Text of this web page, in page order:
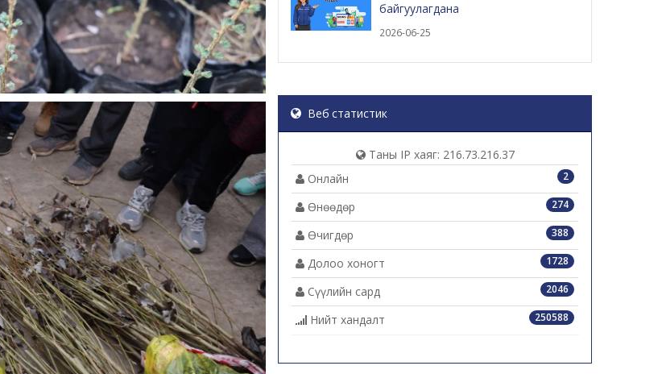
байгуулагдана
2026-06-25
Веб статистик
Таны IP хаяг: 216.73.216.37
2
Онлайн
274
Өнөөдөр
388
Өчигдөр
1728
Долоо хоногт
2046
Сүүлийн сард
250588
Нийт хандалт